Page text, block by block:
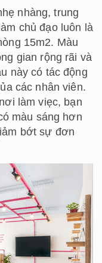
nhàng, trung
chủ đạo luôn là
15m2. Màu
gian rộng rãi và
này có tác động
các nhân viên.
làm viẹc, bạn
màu sáng hơn
bớt sự đơn